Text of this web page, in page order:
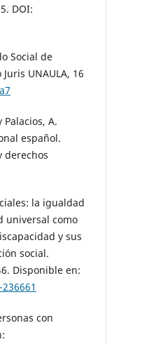
DOI:
Social de
UNAULA, 16
Palacios, A.
español.
derechos
la igualdad
universal como
y sus
social.
Disponible en:
con